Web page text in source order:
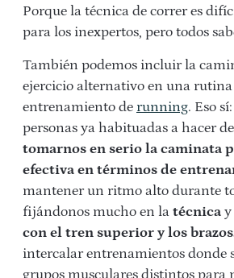
Porque la técnica de correr es
para los inexpertos, pero todos
También podemos incluir la
ejercicio alternativo en una rutina
entrenamiento de running. Eso
personas ya habituadas a hacer
tomarnos en serio la caminata
efectiva en términos de
mantener un ritmo alto durante
fijándonos mucho en la técnica y
con el tren superior y los
intercalar entrenamientos donde